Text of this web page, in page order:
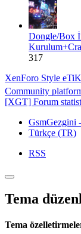
Dongle/Box
317
XenForo Style
Community
[XGT] Forum
GsmGezgini
Türkçe (TR)
RSS
Tema
Tema